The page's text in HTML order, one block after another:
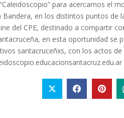
para acercarnos el
en los distintos puntos de
del CPE, destinado a compartir
en esta oportunidad se
santacruceñxs, con los actos